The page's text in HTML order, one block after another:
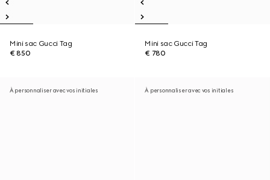
Mini sac Gucci Tag
€ 850
Mini sac Gucci Tag
€ 780
À personnaliser avec vos initiales À personnaliser avec vos initiales